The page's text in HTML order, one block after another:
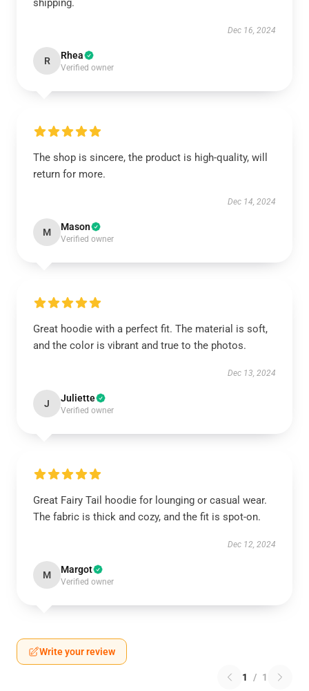
shipping.
Dec 16, 2024
R Rhea
Verified owner
The shop is sincere, the product is high-quality, will
return for more.
Dec 14, 2024
M Mason
Verified owner
Great hoodie with a perfect fit. The material is soft,
and the color is vibrant and true to the photos.
Dec 13, 2024
J Juliette
Verified owner
Great Fairy Tail hoodie for lounging or casual wear.
The fabric is thick and cozy, and the fit is spot-on.
Dec 12, 2024
M Margot
Verified owner
Write your review
1 / 1